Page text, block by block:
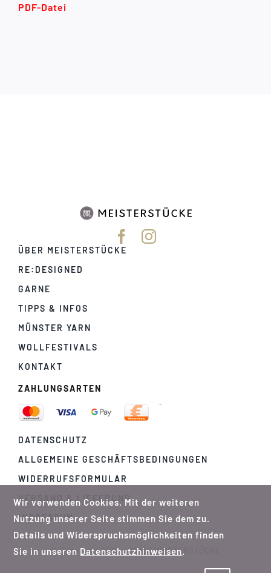
PDF-Datei
ÜBER MEISTERSTÜCKE
RE:DESIGNED
GARNE
TIPPS & INFOS
MÜNSTER YARN
WOLLFESTIVALS
KONTAKT
ZAHLUNGSARTEN
DATENSCHUTZ
ALLGEMEINE GESCHÄFTSBEDINGUNGEN
WIDERRUFSFORMULAR
VERSAND & LIEFERUNG
IMPRESSUM
© Copyright 2012 - 2026 | MEISTERSTÜCKE
Wir verwenden Cookies. Mit der weiteren
Nutzung unserer Seite stimmen Sie dem zu.
Details und Widerspruchsmöglichkeiten finden
Sie in unseren Datenschutzhinweisen.